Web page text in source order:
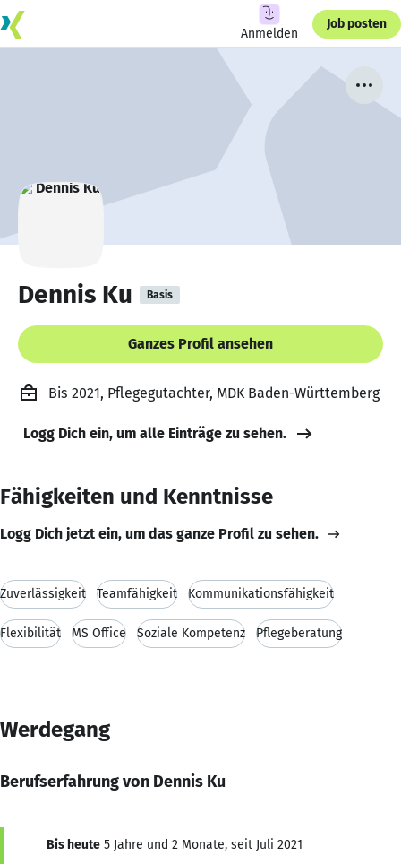
Anmelden
Job posten
Dennis Ku Basis
Ganzes Profil ansehen
Bis 2021, Pflegegutachter, MDK Baden-Württemberg
Logg Dich ein, um alle Einträge zu sehen.
Fähigkeiten und Kenntnisse
Logg Dich jetzt ein, um das ganze Profil zu sehen.
Zuverlässigkeit Teamfähigkeit Kommunikationsfähigkeit
Flexibilität MS Office Soziale Kompetenz Pflegeberatung
Werdegang
Berufserfahrung von Dennis Ku
Bis heute 5 Jahre und 2 Monate, seit Juli 2021